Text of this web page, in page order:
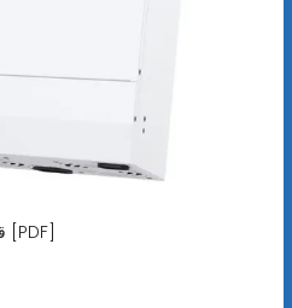
قطر للزجاج والزجاج الشمسي [PDF]